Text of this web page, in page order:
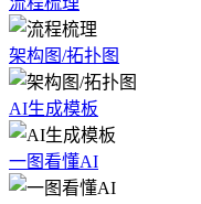
架构图/拓扑图
AI生成模板
一图看懂AI